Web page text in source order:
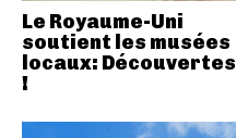
Le Royaume-Uni
soutient les musées
locaux: Découvertes
!